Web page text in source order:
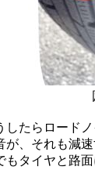
たらロード
、それも減
タイヤと路面